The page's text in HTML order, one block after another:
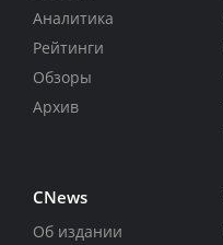
Аналитика
Рейтинги
Обзоры
Архив
CNews
Об издании